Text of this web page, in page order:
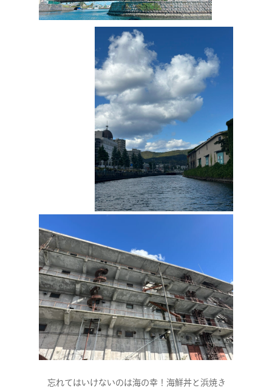
忘れてはいけないのは海の幸！海鮮丼と浜焼き